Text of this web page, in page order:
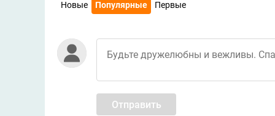
Новые Популярные Первые
Отправить